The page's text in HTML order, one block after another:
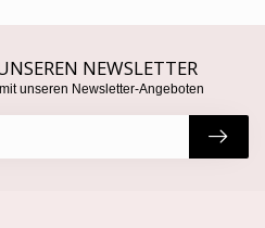
NEWSLETTER
unseren Newsletter-Angeboten